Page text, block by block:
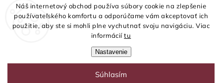
Náš internetový obchod používa súbory cookie na zlepšenie
používateľského komfortu a odporúčame vám akceptovať ich
použitie, aby ste si mohli plne vychutnať svoju navigáciu. Viac
informáciítu
Nastavenie
Súhlasím
Shoptet.sk